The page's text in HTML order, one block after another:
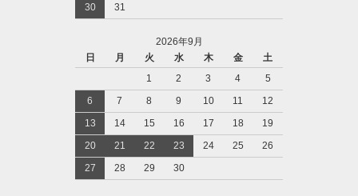
30
31
2026年9月
日
月 火 水 木 金
土
1
2 3 4
5
6
7 8 9 10 11
12
13
14 15 16 17 18
19
20
21 22 23 24 25
26
27
28 29 30